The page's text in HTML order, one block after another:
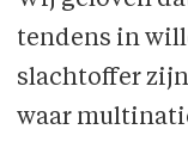
tendens in
slachtoffer
waar